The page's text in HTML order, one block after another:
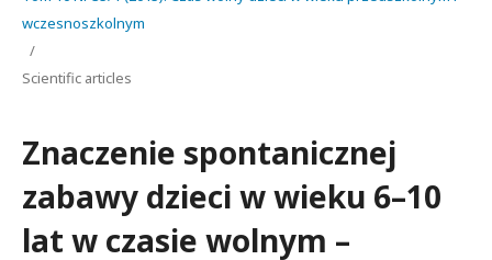
wczesnoszkolnym
/
Scientific articles
Znaczenie spontanicznej
zabawy dzieci w wieku 6–10
lat w czasie wolnym –